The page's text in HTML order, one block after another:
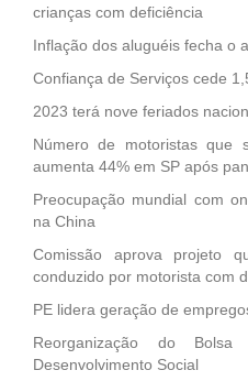
crianças com deficiência
Inflação dos aluguéis fecha o
Confiança de Serviços cede
2023 terá nove feriados
Número de motoristas que
aumenta 44% em SP após
Preocupação mundial com
na China
Comissão aprova projeto
conduzido por motorista com
PE lidera geração de
Reorganização do
Desenvolvimento Social